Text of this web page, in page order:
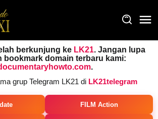
berkunjung ke LK21. Jangan lupa
bookmark domain terbaru kami:
.
grup Telegram LK21 di LK21telegram
FILM Action